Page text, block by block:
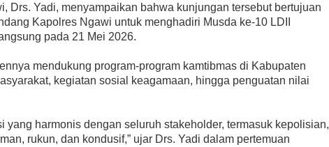
Drs. Yadi, menyampaikan bahwa kunjungan tersebut bertujuan
Kapolres Ngawi untuk menghadiri Musda ke-10 LDII
pada 21 Mei 2026.
mendukung program-program kamtibmas di Kabupaten
kegiatan sosial keagamaan, hingga penguatan nilai
yang harmonis dengan seluruh stakeholder, termasuk kepolisian,
rukun, dan kondusif,” ujar Drs. Yadi dalam pertemuan